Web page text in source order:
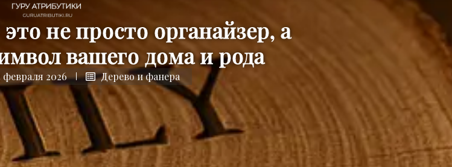
не просто органайзер, а
вашего дома и рода
февраля 2026 Дерево и фанера